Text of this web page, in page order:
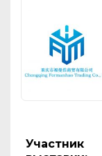
Участник